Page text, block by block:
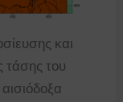
και
του